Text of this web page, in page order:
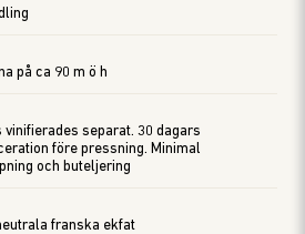
på ca 90 m ö h
vinifierades separat. 30 dagars
före pressning. Minimal
och buteljering
franska ekfat